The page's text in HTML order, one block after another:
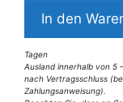
9889LH5
Langani
Halskette
bunt
Menge
In den
Tagen
Ausland innerhalb von 5
nach Vertragsschluss
Zahlungsanweisung).